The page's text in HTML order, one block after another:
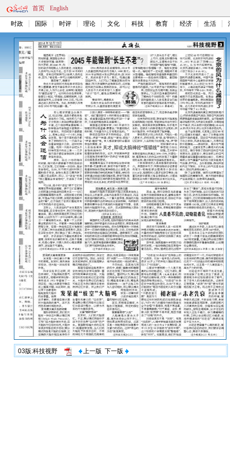
首页 English
时政 国际 时评 理论 文化 科技 教育 经济 生活
03版:科技视野 上一版 下一版